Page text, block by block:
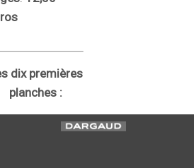
dix premières
planches :